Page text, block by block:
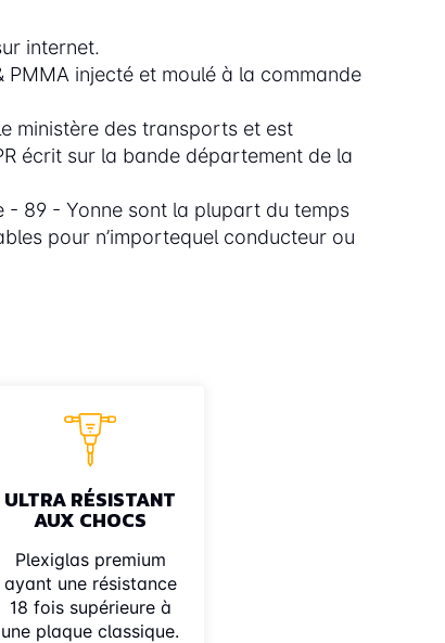
internet.
injecté et moulé à la commande
ministère des transports et est
écrit sur la bande département de la
- 89 - Yonne sont la plupart du temps
pour n’importequel conducteur ou
ULTRA RÉSISTANT
AUX CHOCS
Plexiglas premium
ayant une résistance
18 fois supérieure à
une plaque classique.